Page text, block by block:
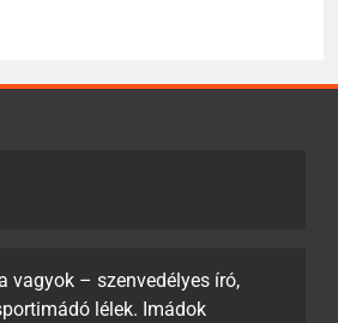
vagyok – szenvedélyes író,
lélek. Imádok